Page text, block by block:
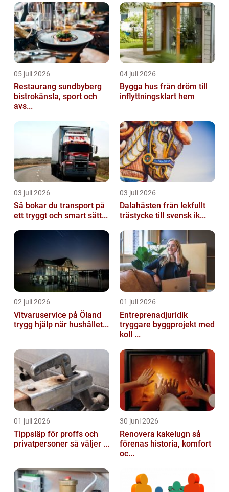
05 juli 2026
Restaurang sundbyberg
bistrokänsla, sport och
avs...
04 juli 2026
Bygga hus från dröm till
inflyttningsklart hem
03 juli 2026
Så bokar du transport på
ett tryggt och smart sätt...
03 juli 2026
Dalahästen från lekfullt
trästycke till svensk ik...
02 juli 2026
Vitvaruservice på Öland
trygg hjälp när hushållet...
01 juli 2026
Entreprenadjuridik
tryggare byggprojekt med
koll ...
01 juli 2026
Tippsläp för proffs och
privatpersoner så väljer ...
30 juni 2026
Renovera kakelugn så
förenas historia, komfort
oc...